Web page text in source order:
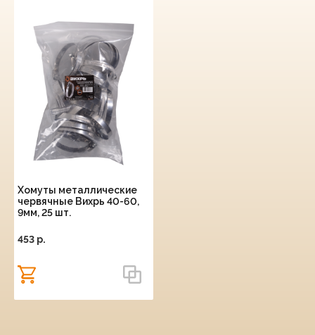
Хомуты металлические
червячные Вихрь 40-60,
9мм, 25 шт.
453 p.